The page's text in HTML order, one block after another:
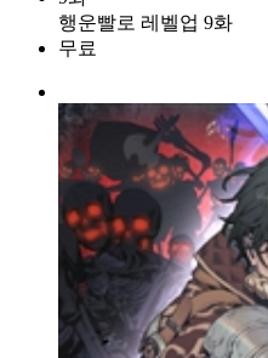
행운빨로 레벨업 9화
무료